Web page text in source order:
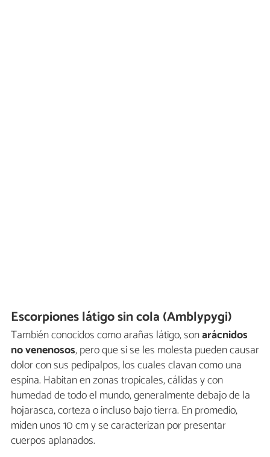
Escorpiones látigo sin cola (Amblypygi)
También conocidos como arañas látigo, sonarácnidos
no venenosos, pero que si se les molesta pueden causar
dolor con sus pedipalpos, los cuales clavan como una
espina. Habitan en zonas tropicales, cálidas y con
humedad de todo el mundo, generalmente debajo de la
hojarasca, corteza o incluso bajo tierra. En promedio,
miden unos 10 cm y se caracterizan por presentar
cuerpos aplanados.